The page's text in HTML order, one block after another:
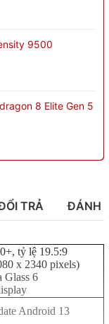
9500
8 Elite Gen 5
TRẢ ĐÁNH
tỷ lệ 19.5:9
x 2340 pixels)
Glass 6
Android 13